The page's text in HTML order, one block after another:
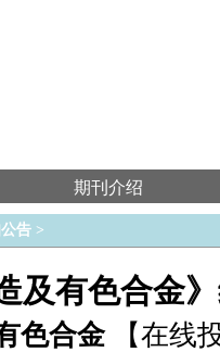
期刊介绍
告 >
及有色合金
色合金
【在线